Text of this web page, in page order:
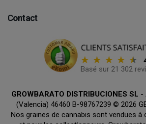
Contact
Basé sur 21 302
GROWBARATO DISTRIBUCIONES SL -
(Valencia) 46460 B-98767239 © 2026
Nos graines de cannabis sont vendues à